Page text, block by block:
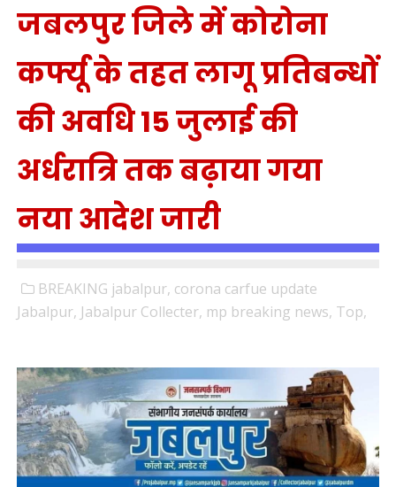
जबलपुर जिले में कोरोना
कर्फ्यू के तहत लागू प्रतिबन्धों
की अवधि 15 जुलाई की
अर्धरात्रि तक बढ़ाया गया
नया आदेश जारी
BREAKING jabalpur, corona carfue update
Jabalpur, Jabalpur Collecter, mp breaking news, Top,